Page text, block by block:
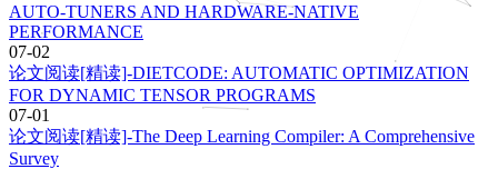
AUTO-TUNERS AND HARDWARE-NATIVE
PERFORMANCE
07-02
论文阅读[精读]-DIETCODE: AUTOMATIC OPTIMIZATION
FOR DYNAMIC TENSOR PROGRAMS
07-01
论文阅读[精读]-The Deep Learning Compiler: A Comprehensive
Survey